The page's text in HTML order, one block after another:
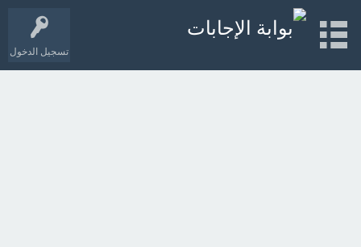
تسجيل الدخول